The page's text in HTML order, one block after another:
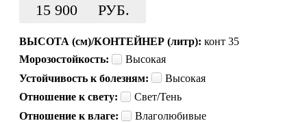
15 900 РУБ.
ВЫСОТА (см)/КОНТЕЙНЕР (литр): конт 35
Морозостойкость:
Высокая
Устойчивость к болезням:
Высокая
Отношение к свету:
Свет/Тень
Отношение к влаге:
Влаголюбивые